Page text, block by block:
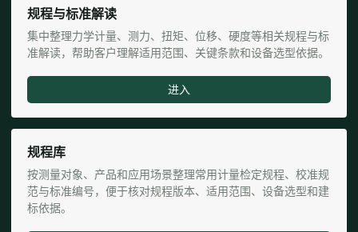
规程与标准解读
集中整理力学计量、测力、扭矩、位移、硬度等相关规程与标
准解读，帮助客户理解适用范围、关键条款和设备选型依据。
进入
规程库
按测量对象、产品和应用场景整理常用计量检定规程、校准规
范与标准编号，便于核对规程版本、适用范围、设备选型和建
标依据。